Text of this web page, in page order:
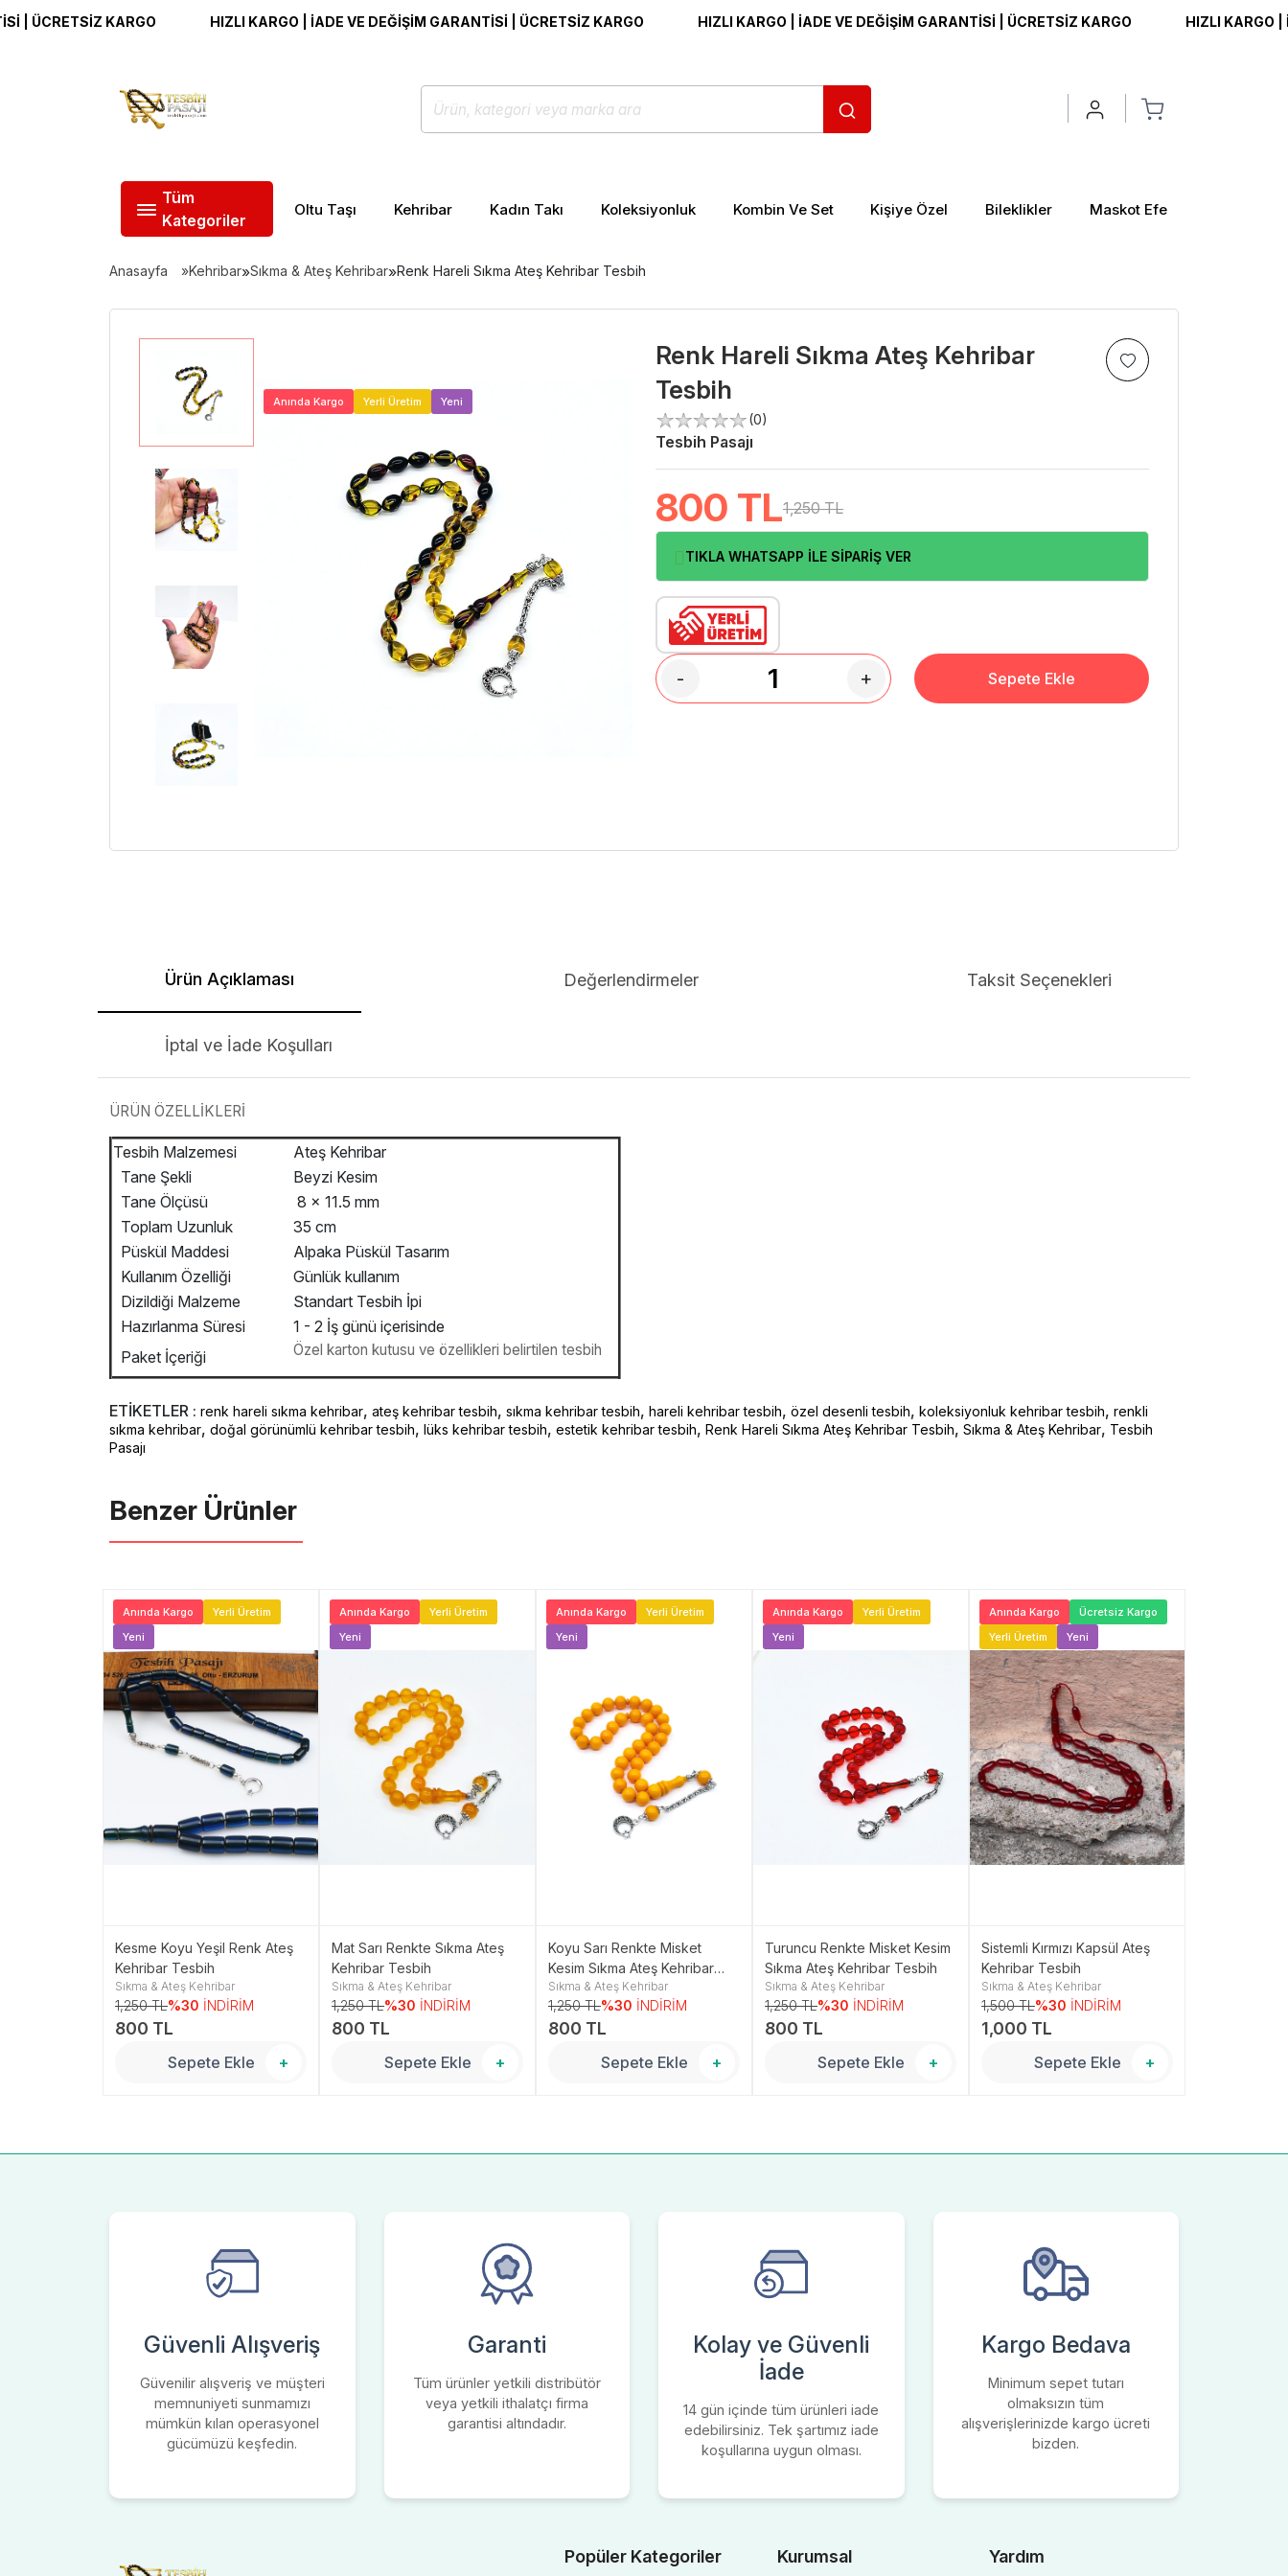
KARGO HIZLI KARGO | İADE VE DEĞİŞİM GARANTİSİ | ÜCRETSİZ KARGO HIZLI KARGO | İADE VE DEĞİŞİM GARANTİSİ | ÜCRETSİZ KARGO HIZLI KARGO | İADE
Tüm
Kategoriler
Oltu Taşı Kehribar Kadın Takı Koleksiyonluk Kombin Ve Set Kişiye Özel Bileklikler Maskot Efe
Anasayfa Kehribar»Sıkma & Ateş Kehribar»Renk Hareli Sıkma Ateş Kehribar Tesbih
Anında Kargo Yerli Üretim Yeni
Renk Hareli Sıkma Ateş Kehribar
Tesbih
(0)
Tesbih Pasajı
800 TL1,250 TL
TIKLA WHATSAPP İLE SİPARİŞ VER
- + Sepete Ekle
Ürün Açıklaması Değerlendirmeler Taksit Seçenekleri
İptal ve İade Koşulları
ÜRÜN ÖZELLİKLERİ
Tesbih Malzemesi
Ateş Kehribar
Tane Şekli
Beyzi Kesim
Tane Ölçüsü
8 x 11.5 mm
Toplam Uzunluk
35 cm
Püskül Maddesi
Alpaka Püskül Tasarım
Kullanım Özelliği
Günlük kullanım
Dizildiği Malzeme
Standart Tesbih İpi
Hazırlanma Süresi
1 - 2 İş günü içerisinde
Paket İçeriği
Özel karton kutusu ve özellikleri belirtilen tesbih
ETİKETLER : renk hareli sıkma kehribar, ateş kehribar tesbih, sıkma kehribar tesbih, hareli kehribar tesbih, özel desenli tesbih, koleksiyonluk kehribar tesbih, renkli
sıkma kehribar, doğal görünümlü kehribar tesbih, lüks kehribar tesbih, estetik kehribar tesbih, Renk Hareli Sıkma Ateş Kehribar Tesbih, Sıkma & Ateş Kehribar, Tesbih
Pasajı
Benzer Ürünler ️
Anında Kargo
Yerli Üretim
Yeni
Kesme Koyu Yeşil Renk Ateş
Kehribar Tesbih
Sıkma & Ateş Kehribar
1,250 TL%30 İNDİRİM
800 TL
Sepete Ekle +
Anında Kargo
Yerli Üretim
Yeni
Mat Sarı Renkte Sıkma Ateş
Kehribar Tesbih
Sıkma & Ateş Kehribar
1,250 TL%30 İNDİRİM
800 TL
Sepete Ekle +
Anında Kargo
Yerli Üretim
Yeni
Koyu Sarı Renkte Misket
Kesim Sıkma Ateş Kehribar
Tesbih
Sıkma & Ateş Kehribar
1,250 TL%30 İNDİRİM
800 TL
Sepete Ekle +
Anında Kargo
Yerli Üretim
Yeni
Turuncu Renkte Misket Kesim
Sıkma Ateş Kehribar Tesbih
Sıkma & Ateş Kehribar
1,250 TL%30 İNDİRİM
800 TL
Sepete Ekle +
Anında Kargo
Ücretsiz Kargo
Yerli Üretim
Yeni
Sistemli Kırmızı Kapsül Ateş
Kehribar Tesbih
Sıkma & Ateş Kehribar
1,500 TL%30 İNDİRİM
1,000 TL
Sepete Ekle +
Güvenli Alışveriş
Güvenilir alışveriş ve müşteri
memnuniyeti sunmamızı
mümkün kılan operasyonel
gücümüzü keşfedin.
Garanti
Tüm ürünler yetkili distribütör
veya yetkili ithalatçı firma
garantisi altındadır.
Kolay ve Güvenli
İade
14 gün içinde tüm ürünleri iade
edebilirsiniz. Tek şartımız iade
koşullarına uygun olması.
Kargo Bedava
Minimum sepet tutarı
olmaksızın tüm
alışverişlerinizde kargo ücreti
bizden.
Popüler Kategoriler Kurumsal Yardım